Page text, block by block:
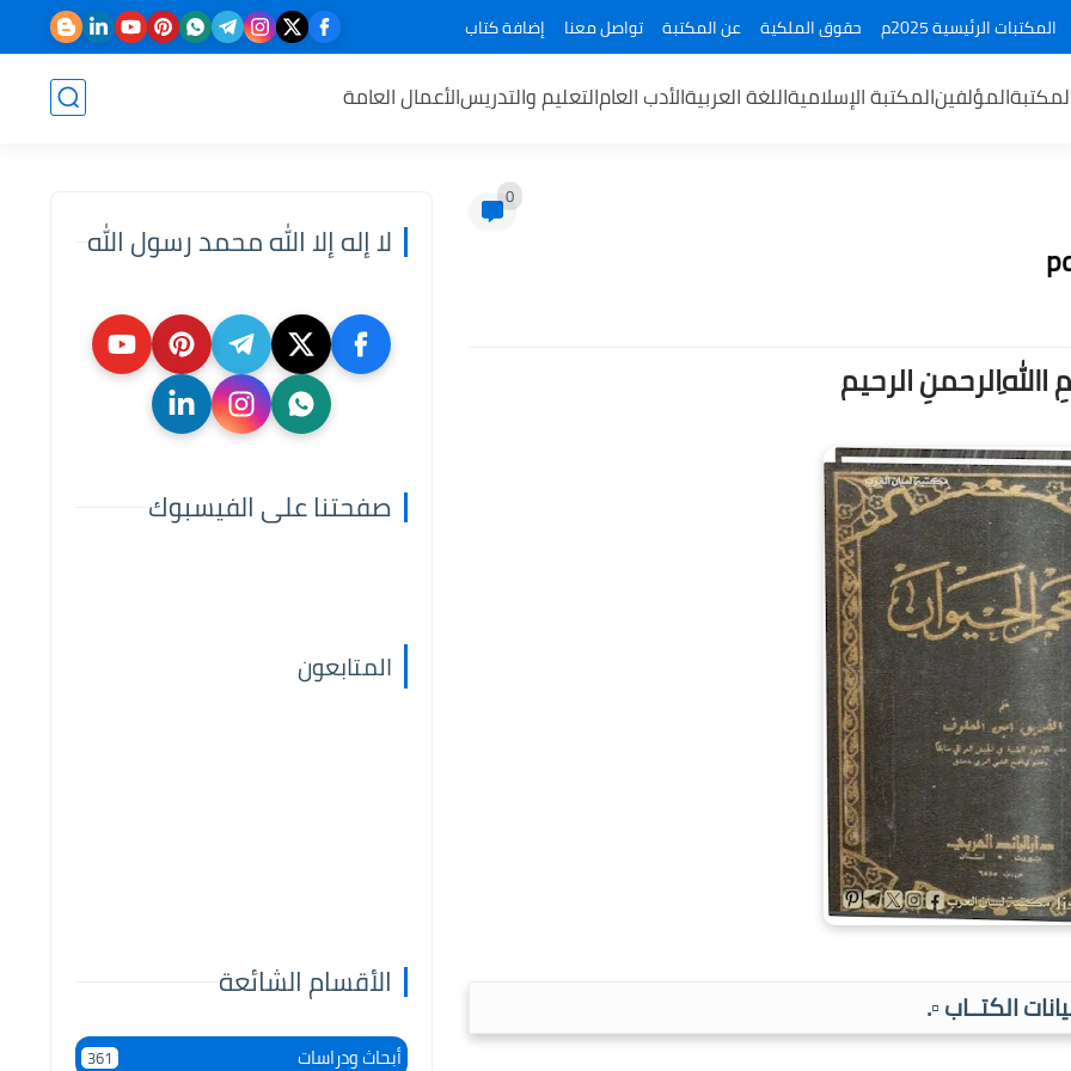
المكتبات الرئيسية 2025م حقوق الملكية عن المكتبة تواصل معنا إضافة كتاب
المؤلفينالمكتبة الإسلاميةاللغة العربيةالأدب العامالتعليم والتدريسالأعمال العامة
0
اﷲِالرحمنِ الرحيم
الكتــاب ▫️.
لا إله إلا الله محمد رسول الله
صفحتنا على الفيسبوك
المتابعون
الأقسام الشائعة
أبحاث ودراسات 361